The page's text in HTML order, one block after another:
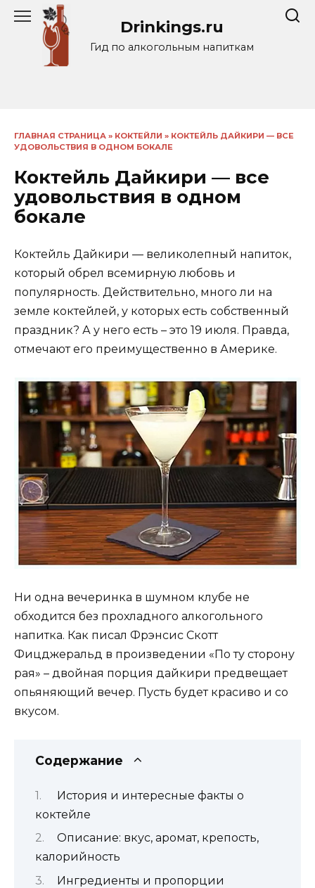
Перейти
содержанию
Drinkings.ru
Гид по алкогольным напиткам
ГЛАВНАЯ СТРАНИЦА » КОКТЕЙЛИ » КОКТЕЙЛЬ ДАЙКИРИ — ВСЕ
УДОВОЛЬСТВИЯ В ОДНОМ БОКАЛЕ
Коктейль Дайкири — все
удовольствия в одном
бокале
Коктейль Дайкири — великолепный напиток,
который обрел всемирную любовь и
популярность. Действительно, много ли на
земле коктейлей, у которых есть собственный
праздник? А у него есть – это 19 июля. Правда,
отмечают его преимущественно в Америке.
Ни одна вечеринка в шумном клубе не
обходится без прохладного алкогольного
напитка. Как писал Фрэнсис Скотт
Фицджеральд в произведении «По ту сторону
рая» – двойная порция дайкири предвещает
опьяняющий вечер. Пусть будет красиво и со
вкусом.
Содержание
История и интересные факты о
коктейле
Описание: вкус, аромат, крепость,
калорийность
Ингредиенты и пропорции